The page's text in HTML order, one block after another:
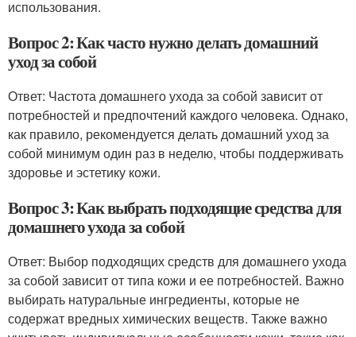
использования.
Вопрос 2: Как часто нужно делать домашний
уход за собой
Ответ: Частота домашнего ухода за собой зависит от
потребностей и предпочтений каждого человека. Однако,
как правило, рекомендуется делать домашний уход за
собой минимум один раз в неделю, чтобы поддерживать
здоровье и эстетику кожи.
Вопрос 3: Как выбрать подходящие средства для
домашнего ухода за собой
Ответ: Выбор подходящих средств для домашнего ухода
за собой зависит от типа кожи и ее потребностей. Важно
выбирать натуральные ингредиенты, которые не
содержат вредных химических веществ. Также важно